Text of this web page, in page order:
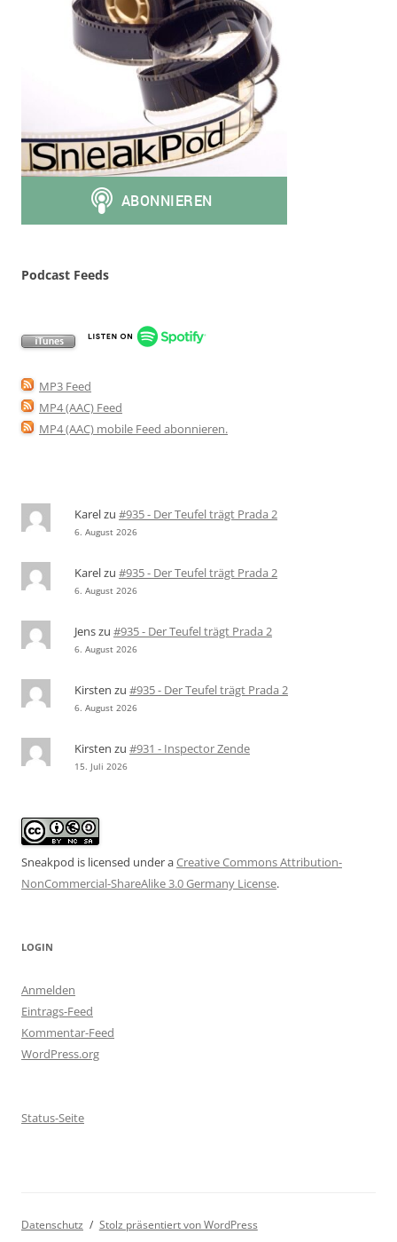
Podcast Feeds
MP3 Feed
MP4 (AAC) Feed
MP4 (AAC) mobile Feed abonnieren.
Karelzu #935 - Der Teufel trägt Prada 2
6. August 2026
Karelzu #935 - Der Teufel trägt Prada 2
6. August 2026
Jenszu #935 - Der Teufel trägt Prada 2
6. August 2026
Kirsten zu #935 - Der Teufel trägt Prada 2
6. August 2026
Kirsten zu #931 - Inspector Zende
15. Juli 2026
Sneakpod is licensed under aCreative Commons Attribution-
NonCommercial-ShareAlike 3.0 Germany License.
LOGIN
Anmelden
Eintrags-Feed
Kommentar-Feed
WordPress.org
Status-Seite
Datenschutz Stolz präsentiert von WordPress